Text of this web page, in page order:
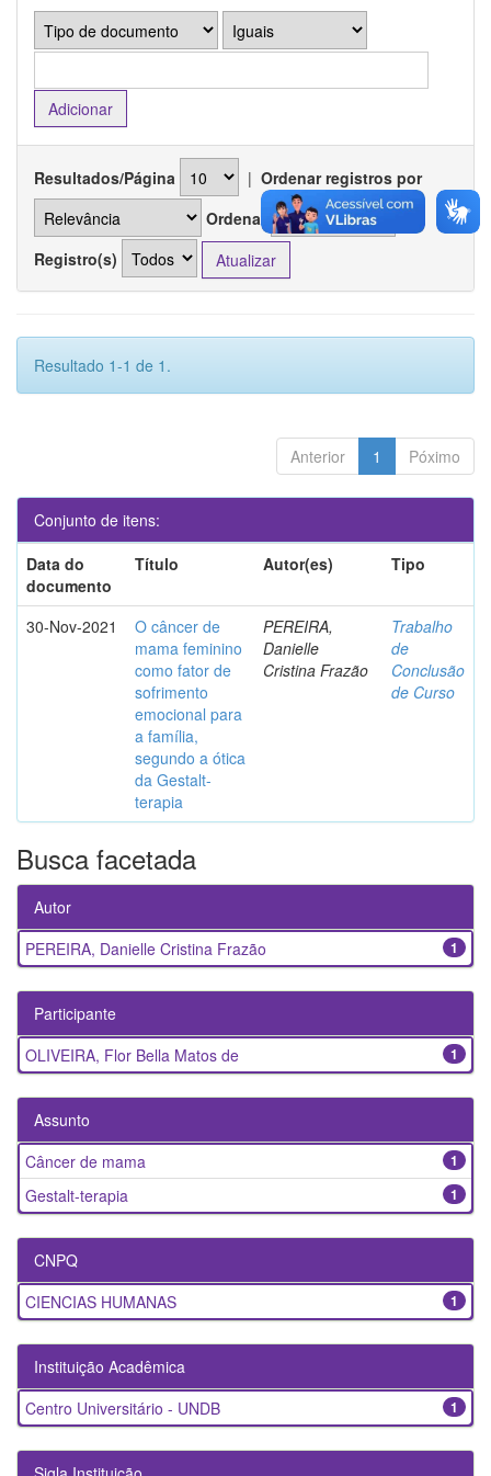
Resultados/Página | Ordenar registros por
Ordenar
Registro(s)
Resultado 1-1 de 1.
Anterior 1 Póximo
Conjunto de itens:
Data do
documento
Título Autor(es) Tipo
30-Nov-2021
O câncer de
mama feminino
como fator de
sofrimento
emocional para
a família,
segundo a ótica
da Gestalt-
terapia
PEREIRA,
Danielle
Cristina Frazão
Trabalho
de
Conclusão
de Curso
Busca facetada
Autor
1
PEREIRA, Danielle Cristina Frazão
Participante
1
OLIVEIRA, Flor Bella Matos de
Assunto
1
Câncer de mama
1
Gestalt-terapia
CNPQ
1
CIENCIAS HUMANAS
Instituição Acadêmica
1
Centro Universitário - UNDB